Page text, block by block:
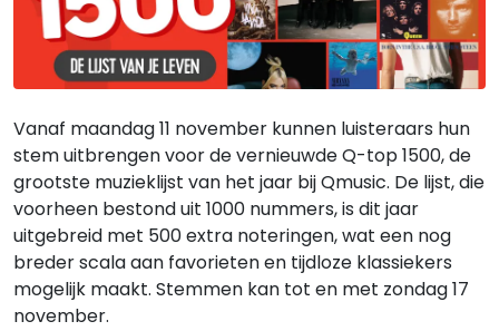
Vanaf maandag 11 november kunnen luisteraars hun
stem uitbrengen voor de vernieuwde Q-top 1500, de
grootste muzieklijst van het jaar bij Qmusic. De lijst, die
voorheen bestond uit 1000 nummers, is dit jaar
uitgebreid met 500 extra noteringen, wat een nog
breder scala aan favorieten en tijdloze klassiekers
mogelijk maakt. Stemmen kan tot en met zondag 17
november.